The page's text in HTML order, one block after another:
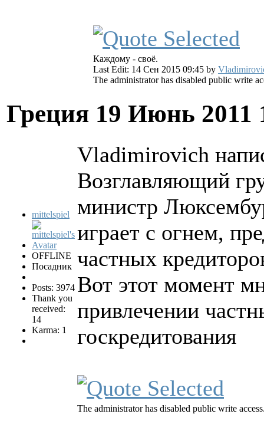
Каждому - своё.
Last Edit: 14 Сен 2015 09:45 by
The administrator has disabled public write
Греция 19 Июнь 2011
mittelspiel
OFFLINE
Посадник
Posts: 3974
Thank you
received:
14
Karma: 1
Vladimirovich
Возглавляющий
министр
играет с огнем,
частных
Вот этот момент
привлечении
госкредитования
The administrator has disabled public write